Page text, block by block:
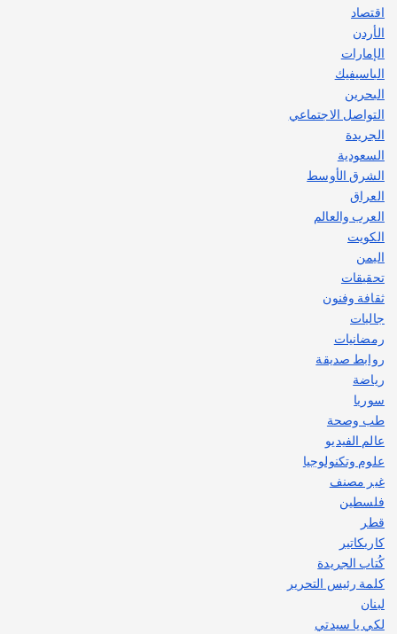
اقتصاد
الأردن
الإمارات
الباسيفيك
البحرين
التواصل الاجتماعي
الجريدة
السعودية
الشرق الأوسط
العراق
العرب والعالم
الكويت
اليمن
تحقيقات
ثقافة وفنون
جاليات
رمضانيات
روابط صديقة
رياضة
سوريا
طب وصحة
عالم الفيديو
علوم وتكنولوجيا
غير مصنف
فلسطين
قطر
كاريكاتير
كُتاب الجريدة
كلمة رئيس التحرير
لبنان
لكي يا سيدتي